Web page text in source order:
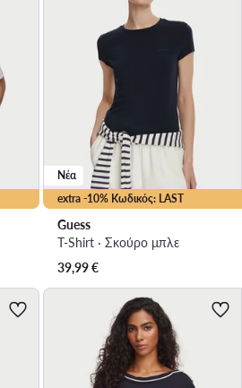
extra -10% Κωδικός: LAST
Νέα
Guess
T-Shirt · Σκούρο μπλε
39,99€